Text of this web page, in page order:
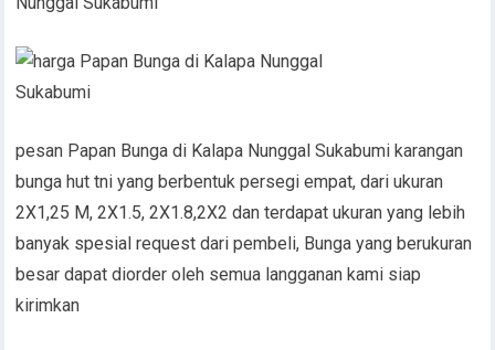
pesan Papan Bunga di Kalapa Nunggal Sukabumi karangan
bunga hut tni yang berbentuk persegi empat, dari ukuran
2X1,25 M, 2X1.5, 2X1.8,2X2 dan terdapat ukuran yang lebih
banyak spesial request dari pembeli, Bunga yang berukuran
besar dapat diorder oleh semua langganan kami siap
kirimkan